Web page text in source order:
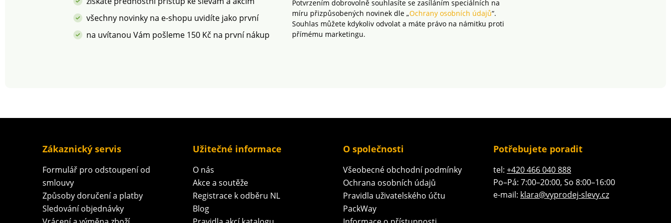
boty pravidelně
ošetřujte přípravkem
pro ochranu před
skvrnami a vlhkostí.
všechny novinky na e-shopu uvidíte jako první
na uvítanou Vám pošleme 150 Kč na první nákup
Potvrzením dobrovolně souhlasíte se zasíláním speciálních na
míru přizpůsobených novinek dle „Ochrany osobních údajů“.
Souhlas můžete kdykoliv odvolat a máte právo na námitku proti
přímému marketingu.
Zákaznický servis
Formulář pro odstoupení od
smlouvy
Způsoby doručení a platby
Sledování objednávky
Užitečné informace
O nás
Akce a soutěže
Registrace k odběru NL
Blog
O společnosti
Všeobecné obchodní podmínky
Ochrana osobních údajů
Pravidla uživatelského účtu
PackWay
Potřebujete poradit
tel: +420 466 040 888
Po–Pá: 7:00–20:00, So 8:00–16:00
e-mail: klara@vyprodej-slevy.cz